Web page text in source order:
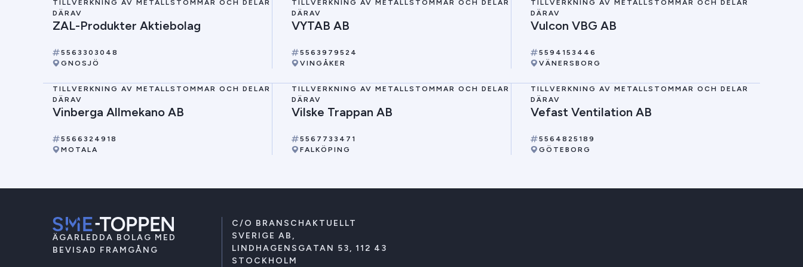
TILLVERKNING AV METALLSTOMMAR OCH DELAR
DÄRAV
ZAL-Produkter Aktiebolag
5563303048
GNOSJÖ
TILLVERKNING AV METALLSTOMMAR OCH DELAR
DÄRAV
VYTAB AB
5563979524
VINGÅKER
TILLVERKNING AV METALLSTOMMAR OCH DELAR
DÄRAV
Vulcon VBG AB
5594153446
VÄNERSBORG
TILLVERKNING AV METALLSTOMMAR OCH DELAR
DÄRAV
Vinberga Allmekano AB
5566324918
MOTALA
TILLVERKNING AV METALLSTOMMAR OCH DELAR
DÄRAV
Vilske Trappan AB
5567733471
FALKÖPING
TILLVERKNING AV METALLSTOMMAR OCH DELAR
DÄRAV
Vefast Ventilation AB
5564825189
GÖTEBORG
ÄGARLEDDA BOLAG MED
BEVISAD FRAMGÅNG
C/O BRANSCHAKTUELLT
SVERIGE AB,
LINDHAGENSGATAN 53, 112 43
STOCKHOLM